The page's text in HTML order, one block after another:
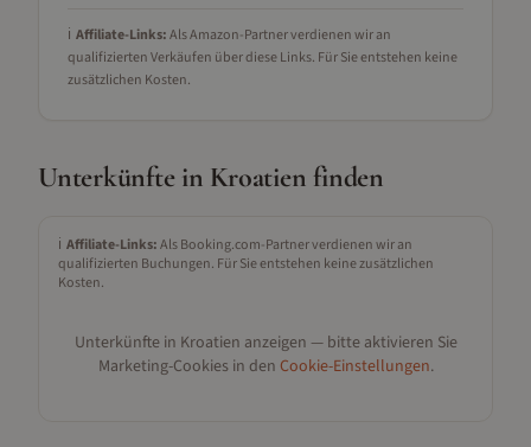
ℹ️ Affiliate-Links:Als Amazon-Partner verdienen wir an
qualifizierten Verkäufen über diese Links. Für Sie entstehen keine
zusätzlichen Kosten.
Unterkünfte in Kroatien finden
ℹ️ Affiliate-Links:Als Booking.com-Partner verdienen wir an
qualifizierten Buchungen. Für Sie entstehen keine zusätzlichen
Kosten.
Unterkünfte in Kroatien anzeigen — bitte aktivieren Sie
Marketing-Cookies in den Cookie-Einstellungen.